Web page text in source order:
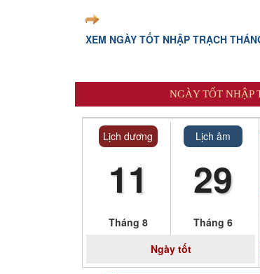
XEM NGÀY TỐT NHẬP TRẠCH
NGÀY TỐT NHẬP
Lịch dương
11
Tháng 8
Lịch âm
29
Tháng 6
Ngày tốt